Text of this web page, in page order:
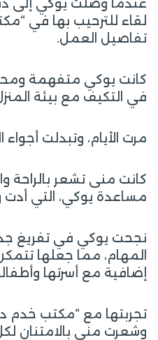
عندما وصلت يوكي إلى
لقاء للترحيب بها في
تفاصيل العمل.
كانت يوكي متفهمة
في التكيف مع بيئة
مرت الأيام، وتبدلت
كانت منى تشعر بالراحة
مساعدة يوكي، التي أدت
نجحت يوكي في تفريغ
المهام، مما جعلها
إضافية مع أسرتها
تجربتها مع “مكتب خدم
وشعرت منى بالامتنان